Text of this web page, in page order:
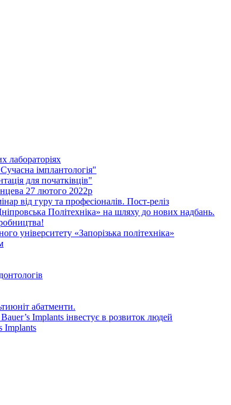
лабораторіях
імплантологія"
для початківців"
27 лютого 2022р
від гуру та професіоналів. Пост-реліз
Політехніка» на шляху до нових надбань.
університету «Запорізька політехніка»
абатменти.
Implants інвестує в розвиток людей
Implants